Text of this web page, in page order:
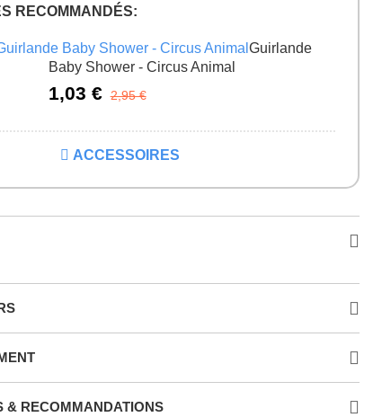
RECOMMANDÉS:
Guirlande
Baby Shower - Circus Animal
1,03 € 2,95 €
ACCESSOIRES
& RECOMMANDATIONS